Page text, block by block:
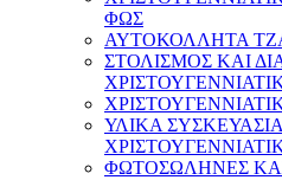
ΦΩΣ
ΑΥΤΟΚΟΛΛΗΤΑ
ΣΤΟΛΙΣΜΟΣ ΚΑΙ
ΥΛΙΚΑ
ΦΩΤΟΣΩΛΗΝΕΣ ΚΑΙ